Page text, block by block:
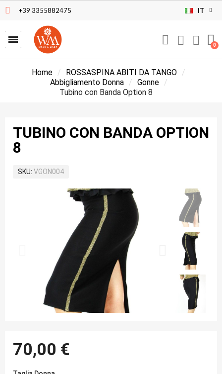
+39 3355882475 IT
Home
ROSSASPINA ABITI DA TANGO
Abbigliamento Donna
Gonne
Tubino con Banda Option 8
TUBINO CON BANDA OPTION
8
SKU VGON004
70,00 €